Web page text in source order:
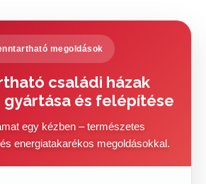
megoldások
családi házak
gyártása és felépítése
egy kézben – természetes
energiatakarékos megoldásokkal.